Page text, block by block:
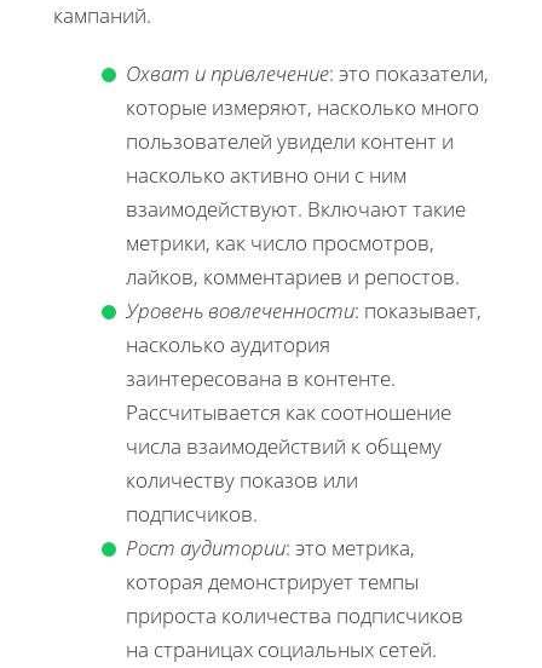
кампаний.
Охват и привлечение: это показатели,
которые измеряют, насколько много
пользователей увидели контент и
насколько активно они с ним
взаимодействуют. Включают такие
метрики, как число просмотров,
лайков, комментариев и репостов.
Уровень вовлеченности: показывает,
насколько аудитория
заинтересована в контенте.
Рассчитывается как соотношение
числа взаимодействий к общему
количеству показов или
подписчиков.
Рост аудитории: это метрика,
которая демонстрирует темпы
прироста количества подписчиков
на страницах социальных сетей.